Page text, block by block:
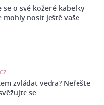
se o své kožené kabelky
mohly nosit ještě vaše
zvládat vedra? Neřešte
se